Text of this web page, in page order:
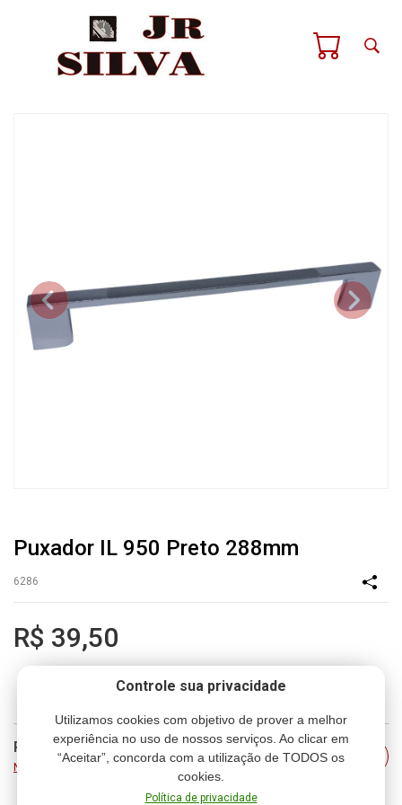
Controle sua privacidade
Utilizamos cookies com objetivo de prover a melhor
experiência no uso de nossos serviços. Ao clicar em
“Aceitar”, concorda com a utilização de TODOS os
cookies.
Política de privacidade
Puxador IL 950 Preto 288mm
6286
R$ 39,50
Prazo e frete
Não sei meu CEP
Consultar